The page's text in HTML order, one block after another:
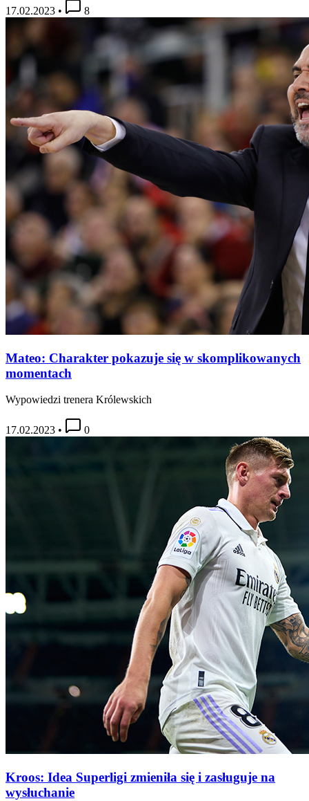
17.02.2023 • 8
Mateo: Charakter pokazuje się w skomplikowanych
momentach
Wypowiedzi trenera Królewskich
17.02.2023 • 0
Kroos: Idea Superligi zmieniła się i zasługuje na
wysłuchanie